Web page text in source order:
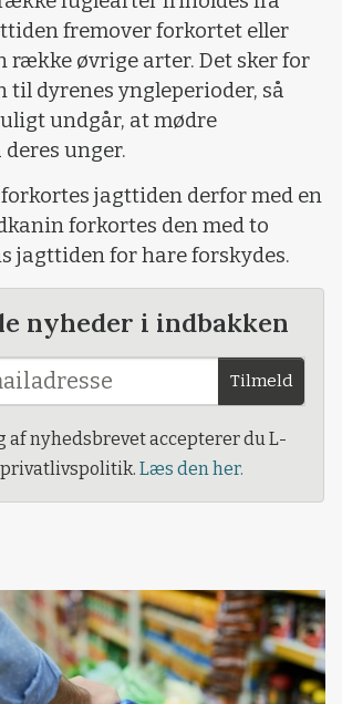
fremover forkortet eller
række øvrige arter. Det sker for
til dyrenes yngleperioder, så
undgår, at mødre
unger.
jagttiden derfor med en
forkortes den med to
jagttiden for hare forskydes.
nyheder i indbakken
Tilmeld
af nyhedsbrevet accepterer du L-
privatlivspolitik. Læs den her.